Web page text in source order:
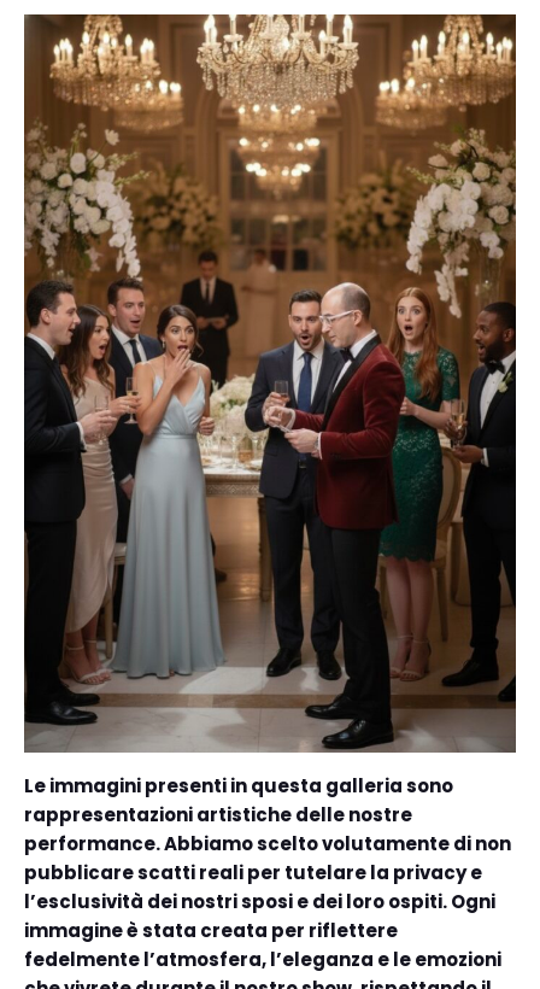
Le immagini presenti in questa galleria sono
rappresentazioni artistiche delle nostre
performance. Abbiamo scelto volutamente di non
pubblicare scatti reali per tutelare la privacy e
l’esclusività dei nostri sposi e dei loro ospiti. Ogni
immagine è stata creata per riflettere
fedelmente l’atmosfera, l’eleganza e le emozioni